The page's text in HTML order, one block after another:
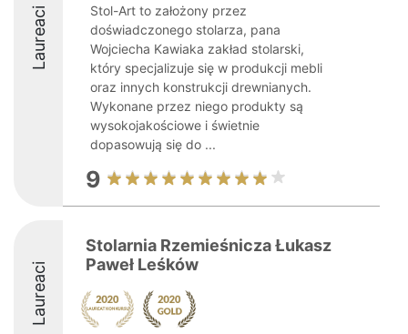
Laureaci
Stol-Art to założony przez
doświadczonego stolarza, pana
Wojciecha Kawiaka zakład stolarski,
który specjalizuje się w produkcji mebli
oraz innych konstrukcji drewnianych.
Wykonane przez niego produkty są
wysokojakościowe i świetnie
dopasowują się do ...
9
Laureaci
Stolarnia Rzemieśnicza Łukasz
Paweł Leśków